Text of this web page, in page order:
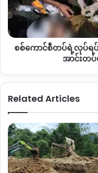
ဇွန်လ ၉ ရက်နေ့ညမှာ အောင်
မှာ
ဗုံးကြဲတိုက်ခိုက်ရတဲ့အပြင်
တဲ့
ခါးရှီကျေးရွာတွေအထိ
ထိုးလာတာကြောင့် အပြန်
ဒါကြောင့်
ကနေ့ ဇွန်လ ၁၀ ရက်နေ့
တွေ
က ပြောပါတယ်။
ဒီကနေ့မှာလည်း ဟူးကောင့်ခ
တဲ့ လပူခမှော်အနီး ဒေသအခ
တွေ
ကို
ကြည့်
င်း
ပြော
စစ်ကောင်စီတပ်ရဲ့လုပ်
အာင်းတပ်
Related Articles